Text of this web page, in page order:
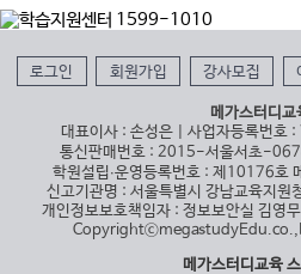
로그인 회원가입 강사모집
메가스터디교
대표이사 : 손성은 | 사업자등록번
통신판매번호 : 2015-서울서초-
학원설립∙운영등록번호 : 제10176호
신고기관명 : 서울특별시 강남교육지원
개인정보보호책임자 : 정보보안실 김영
메가스터디교육